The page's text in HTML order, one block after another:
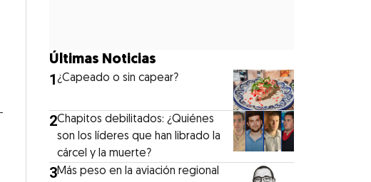
Últimas Noticias
1¿Capeado o sin capear?
2Chapitos debilitados: ¿Quiénes
son los líderes que han librado la
cárcel y la muerte?
3Más peso en la aviación regional